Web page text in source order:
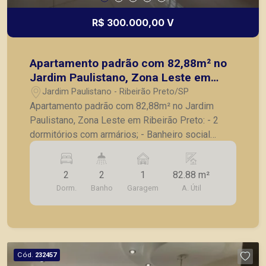
R$ 300.000,00 V
Apartamento padrão com 82,88m² no
Jardim Paulistano, Zona Leste em
Ribeirão Preto
Jardim Paulistano - Ribeirão Preto/SP
Apartamento padrão com 82,88m² no Jardim
Paulistano, Zona Leste em Ribeirão Preto: - 2
dormitórios com armários; - Banheiro social
completo; - Sala para 2 ambientes; - Cozinha
ampla com armários e gabinete; - Lavanderia
ampla; - Banheiro de serviço revertido em
despensa; - 1 vaga de garagem coberta. Seja
para vender, alugar ou adquirir seu imóvel entre
2
Dorm.
2
Banho
1
Garagem
82.88 m²
A. Útil
Cód. 232457